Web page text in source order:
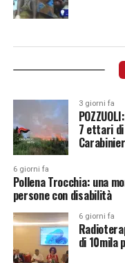
3 giorni fa
7 ettari
6 giorni fa
Pollena Trocchia: una
persone con disabilità
6 giorni fa
di 10mila